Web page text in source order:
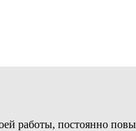
работы, постоянно